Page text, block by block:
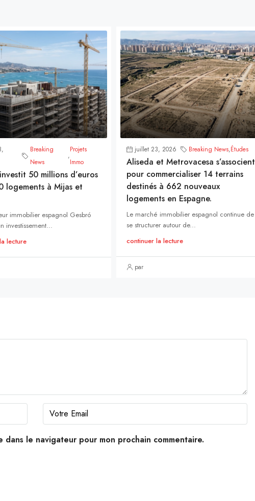
Breaking
News
,
Projets
Immo
50 millions d’euros
logements à Mijas et
immobilier espagnol Gesbró
investissement...
lecture
juillet 23, 2026 Breaking News,Études
Aliseda et Metrovacesa s’associent
pour commercialiser 14 terrains
destinés à 662 nouveaux
logements en Espagne.
Le marché immobilier espagnol continue de
se structurer autour de...
continuer la lecture
par
dans le navigateur pour mon prochain commentaire.